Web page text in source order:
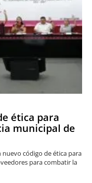
ética para
municipal de
código de ética para
para combatir la